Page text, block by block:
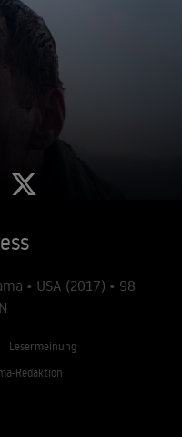
• USA (2017) • 98
Lesermeinung
Redaktion